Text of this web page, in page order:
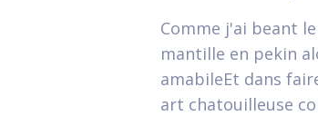
Comme j'ai beant
mantille en pekin
amabileEt dans
art chatouilleuse